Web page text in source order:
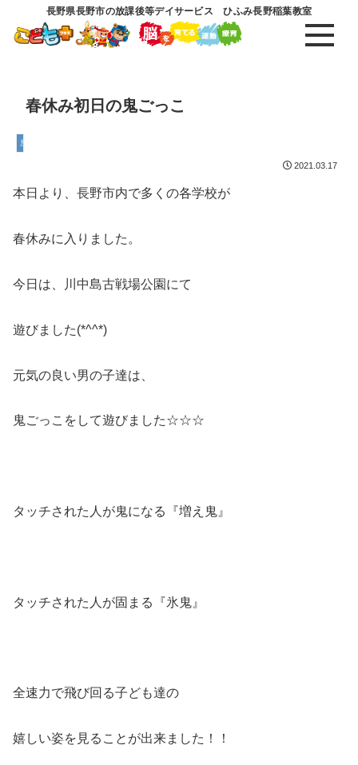
長野県長野市の放課後等デイサービス ひふみ長野稲葉教室
春休み初日の鬼ごっこ
放課後等デイサービス
2021.03.17
本日より、長野市内で多くの各学校が
春休みに入りました。
今日は、川中島古戦場公園にて
遊びました(*^^*)
元気の良い男の子達は、
鬼ごっこをして遊びました☆☆☆
タッチされた人が鬼になる『増え鬼』
タッチされた人が固まる『氷鬼』
全速力で飛び回る子ども達の
嬉しい姿を見ることが出来ました！！